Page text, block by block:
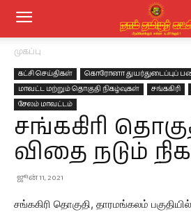
முகப்பு
கட்சி செய்திகள்
கொரோனா துயர்துடைப்புப்
மாவட்ட மற்றும் தொகுதி நிகழ்வுகள்
சங்ககிரி
சேலம் மாவட்டம்
சங்ககிரி
விதை நடும்
ஜூன் 11, 2021
சங்ககிரி தொகுதி, தாரமங்கலம்